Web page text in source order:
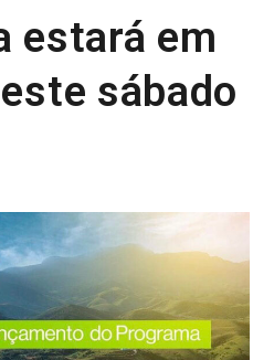
estará em
sábado